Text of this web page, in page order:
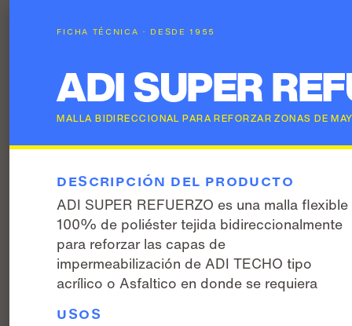
FICHA TÉCNICA · DESDE 1955
ADI SUPER
MALLA BIDIRECCIONAL PARA REFORZAR ZONAS DE
DESCRIPCIÓN DEL PRODUCTO
ADI SUPER REFUERZO es una malla flexible
100% de poliéster tejida bidireccionalmente
para reforzar las capas de
impermeabilización de ADI TECHO tipo
acrílico o Asfaltico en donde se requiera
USOS